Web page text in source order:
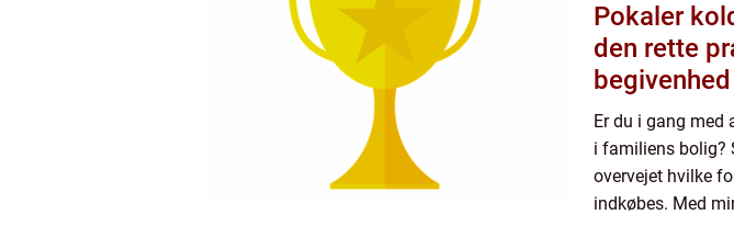
Pokaler kolding sådan
den rette
begivenhed
Er du i gang med
i familiens bolig?
overvejet hvilke
indkøbes. Med